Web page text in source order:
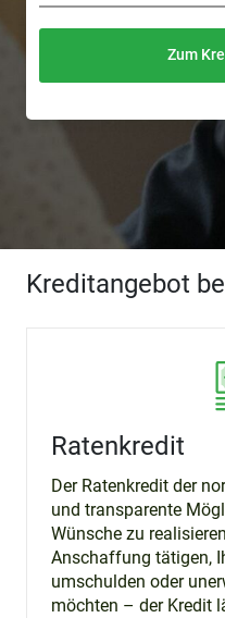
Zum
Kreditangebot
Ratenkredit
Der Ratenkredit der
und transparente
Wünsche zu
Anschaffung tätigen,
umschulden oder
möchten – der Kredit